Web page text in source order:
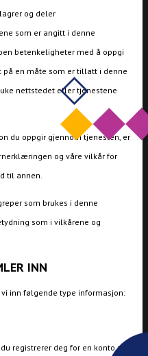
og deler
som er angitt i denne
betenkeligheter med å oppgi
en måte som er tillatt i denne
nettstedet eller tjenestene
du oppgir gjennom tjenesten, er
og våre vilkår for
til annen.
som brukes i denne
som i vilkårene og
INN
inn følgende type informasjon:
registrerer deg for en konto på